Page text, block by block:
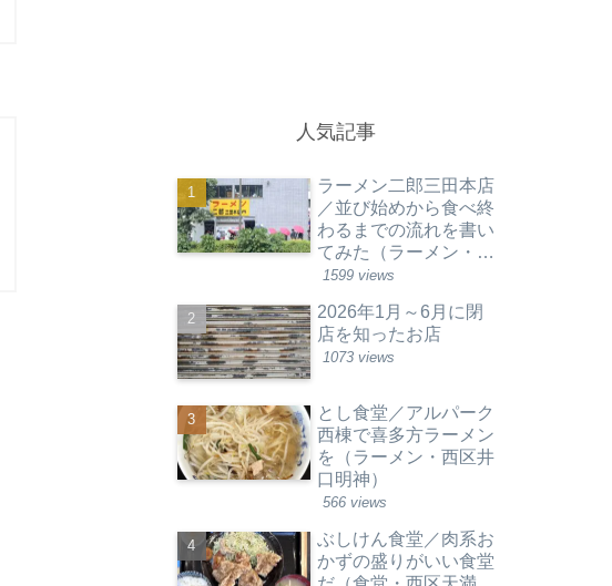
人気記事
ラーメン二郎三田本店
／並び始めから食べ終
わるまでの流れを書い
てみた（ラーメン・東
京都港区）
1599 views
2026年1月～6月に閉
店を知ったお店
1073 views
とし食堂／アルパーク
西棟で喜多方ラーメン
を（ラーメン・西区井
口明神）
566 views
ぶしけん食堂／肉系お
かずの盛りがいい食堂